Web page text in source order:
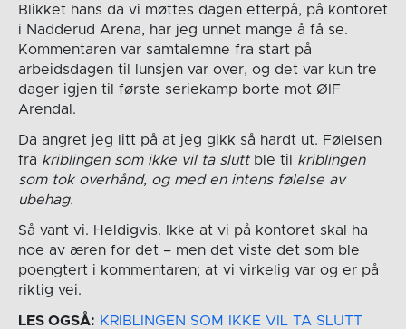
Blikket hans da vi møttes dagen etterpå, på kontoret
i Nadderud Arena, har jeg unnet mange å få se.
Kommentaren var samtalemne fra start på
arbeidsdagen til lunsjen var over, og det var kun tre
dager igjen til første seriekamp borte mot ØIF
Arendal.
Da angret jeg litt på at jeg gikk så hardt ut. Følelsen
fra kriblingen som ikke vil ta sluttble til kriblingen
som tok overhånd, og med en intens følelse av
ubehag.
Så vant vi. Heldigvis. Ikke at vi på kontoret skal ha
noe av æren for det – men det viste det som ble
poengtert i kommentaren; at vi virkelig var og er på
riktig vei.
LES OGSÅ: KRIBLINGEN SOM IKKE VIL TA SLUTT